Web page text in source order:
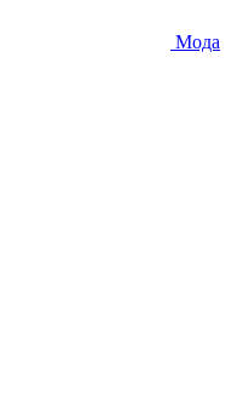
Мода